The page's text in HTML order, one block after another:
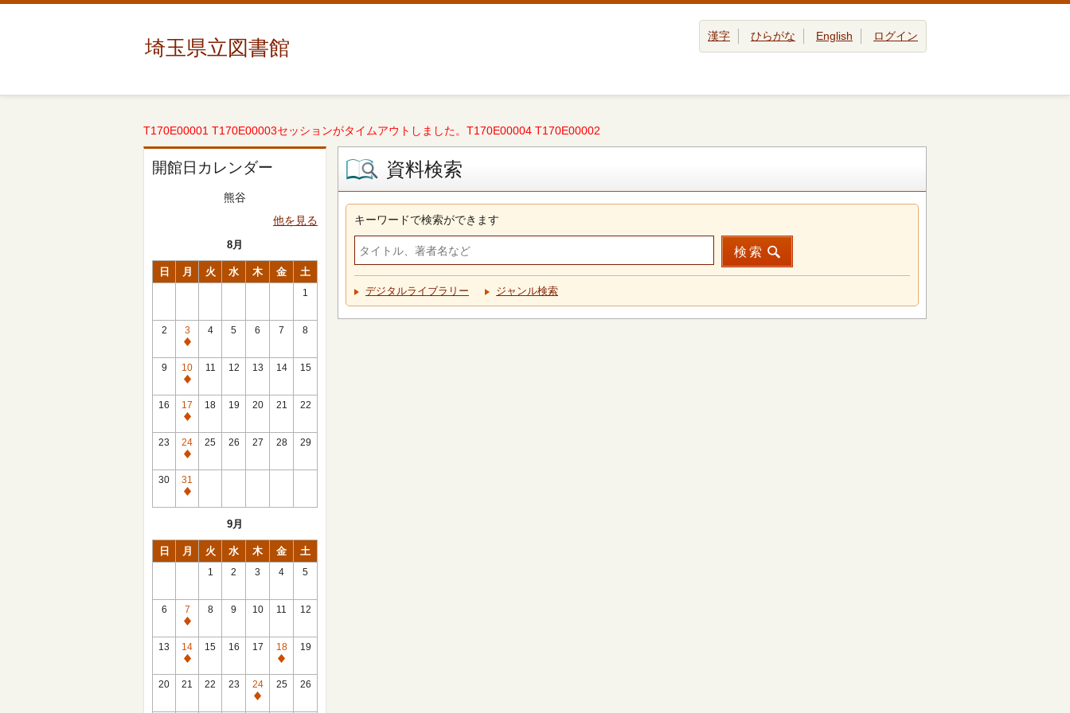
埼玉県立図書館 漢字 ひらがな English ログイン
T170E00001 T170E00003セッションがタイムアウトしました。T170E00004 T170E00002
開館日カレンダー
熊谷
他を見る
8月
日 月 火 水 木 金 土
1
2
3
休
館
日
4 5 6 7 8
9
10
休
館
日
11 12 13 14 15
16
17
休
館
日
18 19 20 21 22
23
24
休
館
日
25 26 27 28 29
30
31
休
9月
日 月 火 水 木 金 土
1 2 3 4 5
6
7
休
館
日
8 9 10 11 12
13
14
休
館
15 16 17
18
休
館
19
20 21 22 23
24
休
25 26
資料検索
キーワードで検索ができます
検索
デジタルライブラリー ジャンル検索